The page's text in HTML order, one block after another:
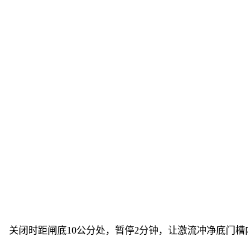
关闭时距闸底10公分处，暂停2分钟，让激流冲净底门槽